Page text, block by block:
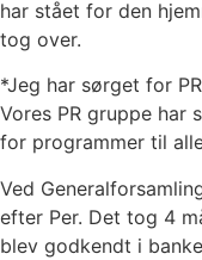
har stået for den
tog over.
*Jeg har sørget for
Vores PR gruppe har
for programmer til
Ved
efter Per. Det tog 4
blev godkendt i